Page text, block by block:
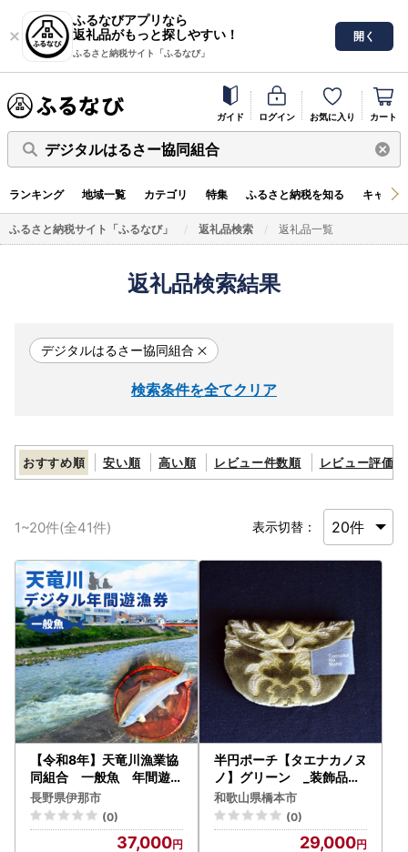
ふるなびアプリなら
返礼品がもっと探しやすい！
ふるさと納税サイト「ふるなび」
開く
ガイド ログイン お気に入り カート
デジタルはるさー協同組合
ランキング 地域一覧 カテゴリ 特集 ふるさと納税を知る キャン
ふるさと納税サイト「ふるなび」 返礼品検索 返礼品一覧
返礼品検索結果
デジタルはるさー協同組合
検索条件を全てクリア
おすすめ順 安い順 高い順 レビュー件数順 レビュー評価順
1~20件(全41件) 表示切替：
【令和8年】天竜川漁業協
同組合 一般魚 年間遊漁
券【037-10】
長野県伊那市
(0)
37,000
半円ポーチ【タエナカノヌ
ノ】グリーン _装飾品・
工芸品 鞄・バッグ かばん
カバン_【1106061】
和歌山県橋本市
(0)
29,000